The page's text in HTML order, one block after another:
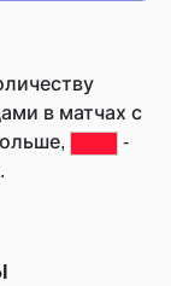
в матчах с
-